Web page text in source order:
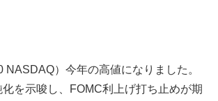
NASDAQ）今年の高値になりました。
を示唆し、FOMC利上げ打ち止めが期